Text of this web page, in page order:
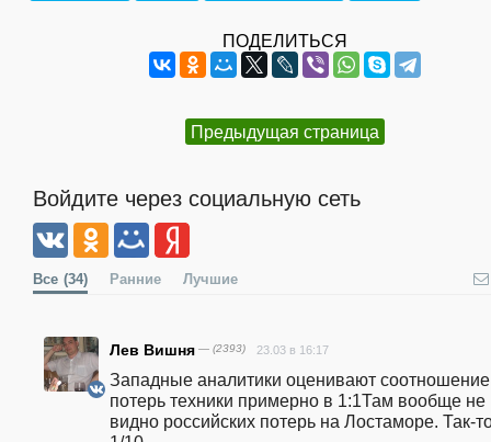
ПОДЕЛИТЬСЯ
Предыдущая страница
Войдите через социальную сеть
Все (34) Ранние Лучшие
Лев Вишня — (2393) 23.03 в 16:17
Западные аналитики оценивают соотношение
потерь техники примерно в 1:1Там вообще не
видно российских потерь на Лостаморе. Так-